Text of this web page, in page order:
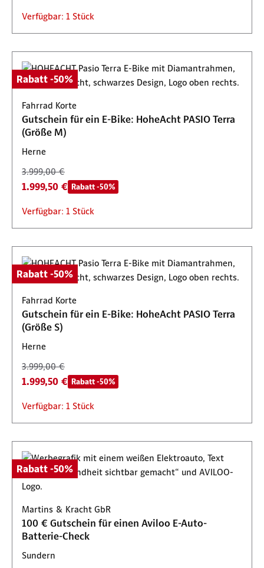
Verfügbar: 1 Stück
Rabatt -50%
Fahrrad Korte
Gutschein für ein E-Bike: HoheAcht PASIO Terra
(Größe M)
Herne
3.999,00 €
1.999,50 € Rabatt -50%
Verfügbar: 1 Stück
Rabatt -50%
Fahrrad Korte
Gutschein für ein E-Bike: HoheAcht PASIO Terra
(Größe S)
Herne
3.999,00 €
1.999,50 € Rabatt -50%
Verfügbar: 1 Stück
Rabatt -50%
Martins & Kracht GbR
100 € Gutschein für einen Aviloo E-Auto-
Batterie-Check
Sundern